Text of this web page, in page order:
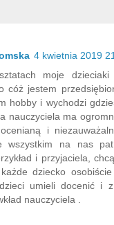
4 kwietnia 2019
moje dzieciaki
cóż jestem
hobby i wychodzi
nauczyciela ma
i
wszystkim na nas
i przyjaciela,
dziecko
umieli docenić i
nauczyciela .